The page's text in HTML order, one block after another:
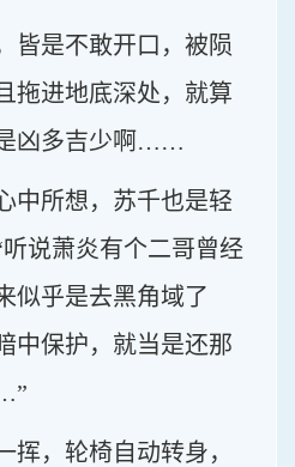
皆是不敢开口，被陨
拖进地底深处，就算
凶多吉少啊……
中所想，苏千也是轻
说萧炎有个二哥曾经
似乎是去黑角域了
中保护，就当是还那
挥，轮椅自动转身，